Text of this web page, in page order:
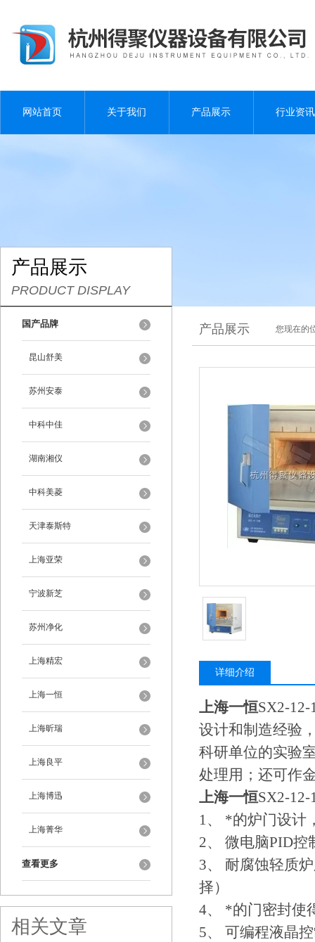
网站首页 关于我们 产品展示 行业资讯
产品展示
PRODUCT DISPLAY
国产品牌
昆山舒美
苏州安泰
中科中佳
湖南湘仪
中科美菱
天津泰斯特
上海亚荣
宁波新芝
苏州净化
上海精宏
上海一恒
上海昕瑞
上海良平
上海博迅
上海菁华
查看更多
相关文章
产品展示 您现在的
详细介绍
上海一恒SX2-12-
设计和制造经验
科研单位的实验
处理用；还可作
上海一恒SX2-12-
1、 *的炉门设计
2、 微电脑PID
3、 耐腐蚀轻质
择）
4、 *的门密封使
5、 可编程液晶